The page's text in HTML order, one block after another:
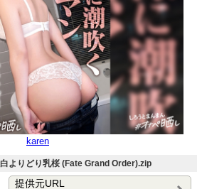
karen
よりどり乳桜 (Fate Grand Order).zip
提供元URL